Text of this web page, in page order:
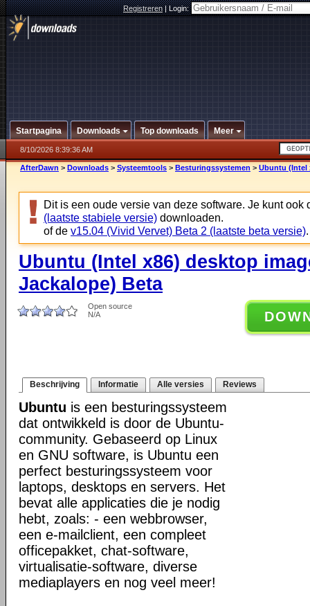
Registreren|Login:
Startpagina Downloads Top downloads Meer
8/10/2026 8:39:36 AM
AfterDawn > Downloads > Systeemtools > Besturingssystemen > Ubuntu (Intel
Dit is een oude versie van deze software. Je kunt ook
(laatste stabiele versie) downloaden.
of de v15.04 (Vivid Vervet) Beta 2 (laatste beta versie).
Ubuntu (Intel x86) desktop
Jackalope) Beta
Open source
N/A
Beschrijving Informatie Alle versies Reviews
Ubuntu is een besturingssysteem
dat ontwikkeld is door de Ubuntu-
community. Gebaseerd op Linux
en GNU software, is Ubuntu een
perfect besturingssysteem voor
laptops, desktops en servers. Het
bevat alle applicaties die je nodig
hebt, zoals: - een webbrowser,
een e-mailclient, een compleet
officepakket, chat-software,
virtualisatie-software, diverse
mediaplayers en nog veel meer!